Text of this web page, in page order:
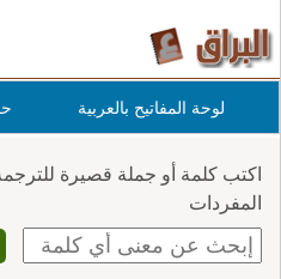
لوحة المفاتيح بالعربية
اكتب كلمة أو جملة قصيرة
المفردات